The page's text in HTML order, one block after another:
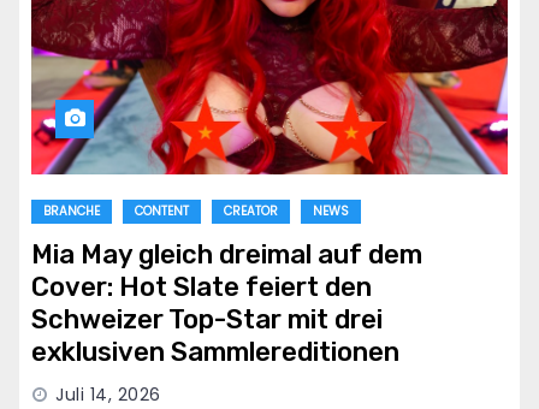
BRANCHE CONTENT CREATOR NEWS
Mia May gleich dreimal auf dem
Cover: Hot Slate feiert den
Schweizer Top-Star mit drei
exklusiven Sammlereditionen
Juli 14, 2026